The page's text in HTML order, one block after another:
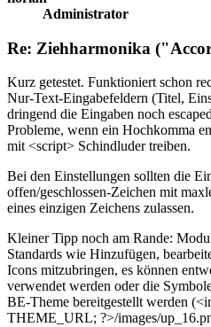
Administrator
Re: Ziehharmonika
Kurz getestet. Funktioniert schon
Nur-Text-Eingabefeldern (Titel,
dringend die Eingaben noch
Probleme, wenn ein Hochkomma
mit <script> Schindluder treiben.
Bei den Einstellungen sollten die
offen/geschlossen-Zeichen mit
eines einzigen Zeichens zulassen.
Kleiner Tipp noch am Rande:
Standards wie Hinzufügen,
Icons mitzubringen, es können
verwendet werden oder die
BE-Theme bereitgestellt werden
THEME_URL; ?>/images/